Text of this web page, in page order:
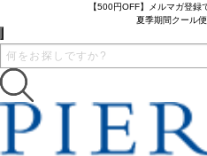
【500円OFF】メルマガ登録
夏季期間クール